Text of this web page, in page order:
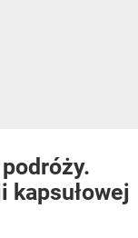
kapsułowej